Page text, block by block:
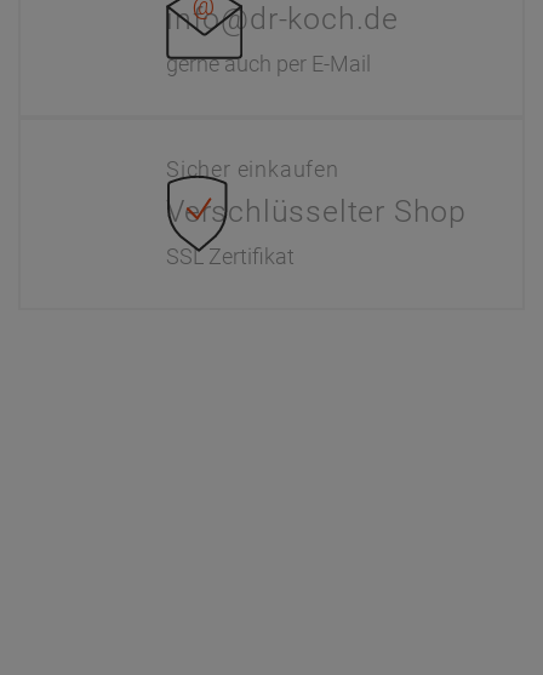
info@dr-koch.de
gerne auch per E-Mail
Sicher einkaufen
Verschlüsselter Shop
SSL Zertifikat